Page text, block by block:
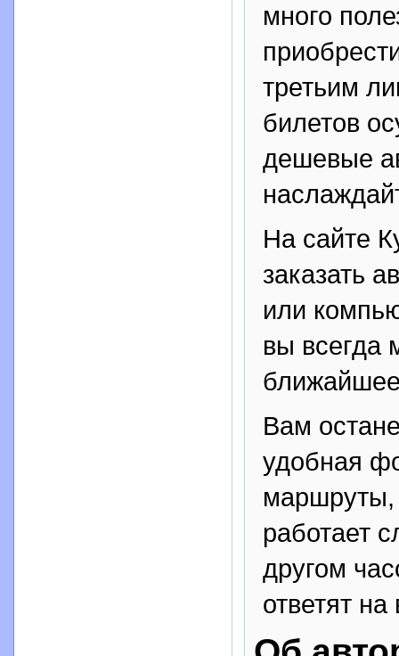
много
третьим
билетов
дешевые
На сайте
заказать
или
вы всегда
Вам
удобная
маршруты,
работает
другом
ответят